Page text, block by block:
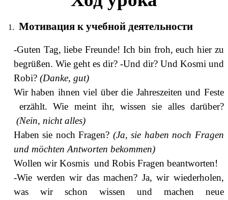
Мотивация к учебной деятельности
-Guten Tag, liebe Freunde! Ich bin froh, euch hier zu
begrüßen. Wie geht es dir? -Und dir? Und Kosmi und
Robi? (Danke, gut)
Wir haben ihnen viel über die Jahreszeiten und Feste
erzählt. Wie meint ihr, wissen sie alles darüber?
(Nein, nicht alles)
Haben sie noch Fragen? (Ja, sie haben noch Fragen
und möchten Antworten bekommen)
Wollen wir Kosmis und Robis Fragen beantworten!
-Wie werden wir das machen? Ja, wir wiederholen,
was wir schon wissen und machen neue